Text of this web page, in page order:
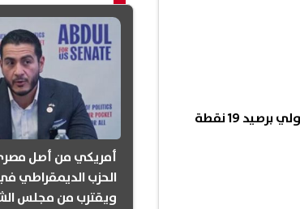
أمريكي من أصل مصري
الحزب الديمقراطي
ويقترب من مجلس